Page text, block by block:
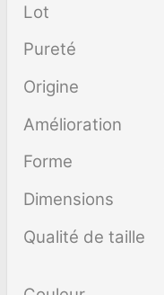
Lot
Pureté
Origine
Amélioration
Forme
Dimensions
Qualité de taille